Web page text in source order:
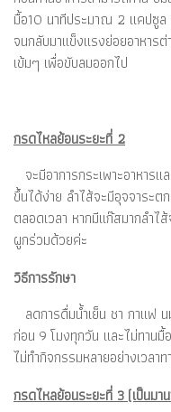
มื้อ10 นาทีประมาณ 2 แคปซูล
จนกลับมาแข็งแรงย่อยอาหาร
เข้มๆ เพื่อขับลมออกไป
กรดไหลย้อนระยะที่ 2
จะมีอาการกระเพาะอาหาร
ขึ้นได้ง่าย ลำไส้จะมีอุจจาระ
ตลอดเวลา หากมีแก๊สมากลำไ
ผูกร่วมด้วยค่ะ
วิธีการรักษา
ลดการดื่มน้ำเย็น ชา กาแฟ น
ก่อน 9 โมงทุกวัน และไม่ทาน
ไม่ทำกิจกรรมหลายอย่างเวลา
กรดไหลย้อนระยะที่ 3 (เป็นมา